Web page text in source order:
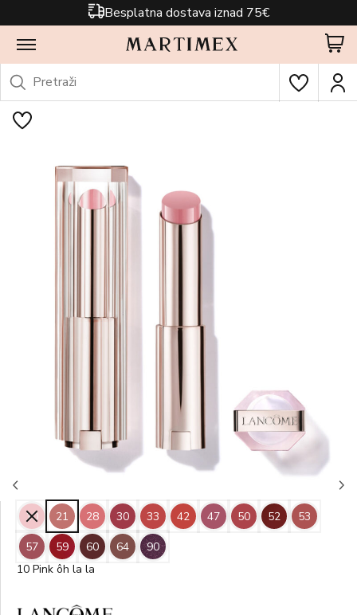
Besplatna dostava iznad 75€
10 21 28 30 33 42 47 50 52
53
57
59 60 64
90
10 Pink ôh la la